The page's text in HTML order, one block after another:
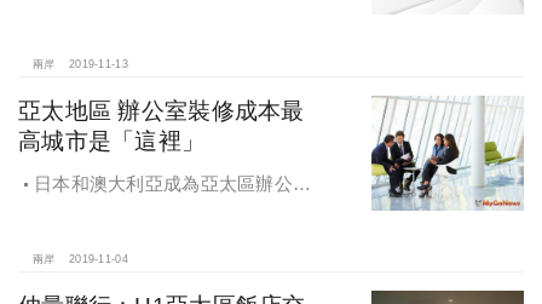
兩岸 2019-11-13
亞太地區 辦公室裝修成本最
高城市是「這裡」
日本和澳大利亞成為亞太區辦公室
兩岸 2019-11-04